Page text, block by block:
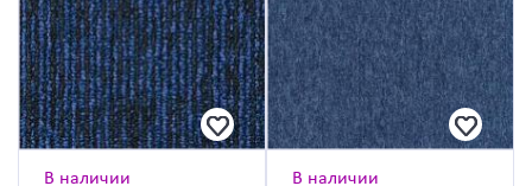
В наличии В наличии